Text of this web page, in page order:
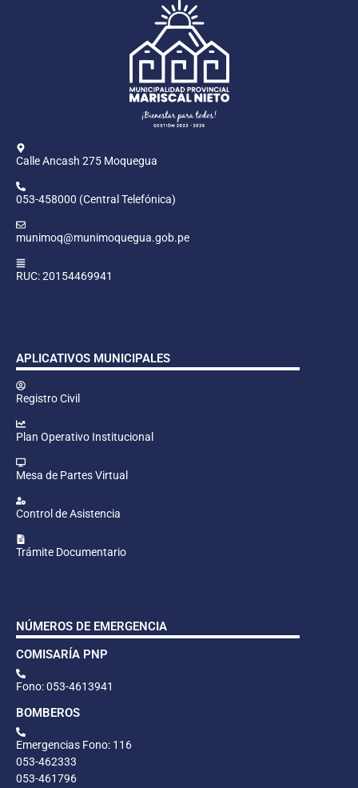
Calle Ancash 275 Moquegua
053-458000 (Central Telefónica)
munimoq@munimoquegua.gob.pe
RUC: 20154469941
APLICATIVOS MUNICIPALES
Registro Civil
Plan Operativo Institucional
Mesa de Partes Virtual
Control de Asistencia
Trámite Documentario
NÚMEROS DE EMERGENCIA
COMISARÍA PNP
Fono: 053-4613941
BOMBEROS
Emergencias Fono: 116
053-462333
053-461796